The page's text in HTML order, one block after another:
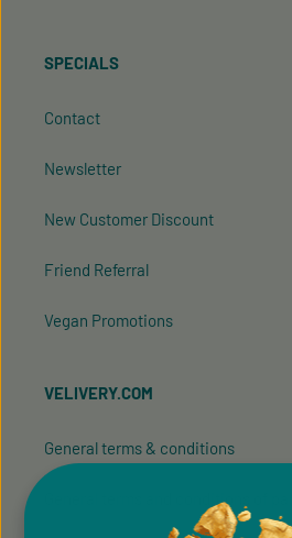
SPECIALS
Contact
Newsletter
New Customer Discount
Friend Referral
Vegan Promotions
VELIVERY.COM
General terms & conditions
General terms and conditions of